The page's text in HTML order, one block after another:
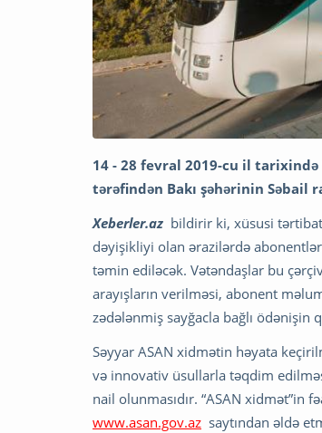
14 - 28 fevral 2019-cu il tarixində
tərəfindən Bakı şəhərinin
Xeberler.az bildirir ki, xüsusi
dəyişikliyi olan ərazilərdə
təmin ediləcək. Vətəndaşlar bu
arayışların verilməsi, abonent
zədələnmiş sayğacla bağlı
Səyyar ASAN xidmətin həyata
və innovativ üsullarla təqdim
nail olunmasıdır. “ASAN xidmət”in
www.asan.gov.az saytından əldə